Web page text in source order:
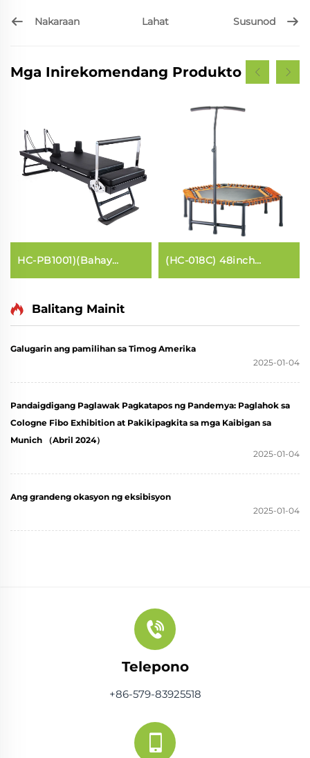
Nakaraan Lahat Susunod
Mga Inirekomendang Produkto
HC-PB1001)(Bahay
Pilates core bed
(HC-018C) 48inch
Hexagon Na May Tiket
Balitang Mainit
Galugarin ang pamilihan sa Timog Amerika
2025-01-04
Pandaigdigang Paglawak Pagkatapos ng Pandemya: Paglahok sa
Cologne Fibo Exhibition at Pakikipagkita sa mga Kaibigan sa
Munich （Abril 2024）
2025-01-04
Ang grandeng okasyon ng eksibisyon
2025-01-04
Telepono
+86-579-83925518